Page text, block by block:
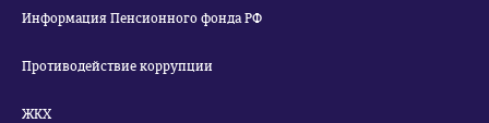
Информация Пенсионного фонда РФ
Противодействие коррупции
ЖКХ